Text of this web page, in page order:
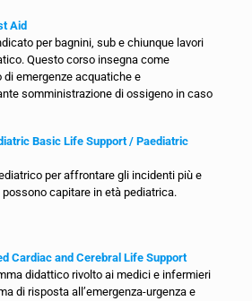
Aid
per bagnini, sub e chiunque lavori
Questo corso insegna come
di emergenze acquatiche e
somministrazione di ossigeno in caso
Basic Life Support / Paediatric
per affrontare gli incidenti più e
capitare in età pediatrica.
Cardiac and Cerebral Life Support
didattico rivolto ai medici e infermieri
di risposta all’emergenza-urgenza e